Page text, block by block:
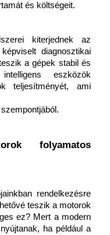
és költségeit.
kiterjednek az
diagnosztikai
a gépek stabil és
eszközök
teljesítményét, ami
szempontjából.
folyamatos
rendelkezésre
teszik a motorok
ez? Mert a modern
ha például a